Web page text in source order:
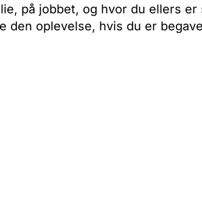
på jobbet, og hvor du ellers er
den oplevelse, hvis du er